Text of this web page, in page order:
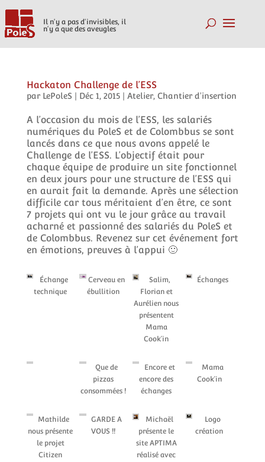
Il n'y a pas d'invisibles, il
n'y a que des aveugles
Hackaton Challenge de l’ESS
par LePoleS Déc 1, 2015| Atelier, Chantier d'insertion
A l’occasion du mois de l’ESS, les salariés
numériques du PoleS et de Colombbus se sont
lancés dans ce que nous avons appelé le
Challenge de l’ESS. L’objectif était pour
chaque équipe de produire un site fonctionnel
en deux jours pour une structure de l’ESS qui
en aurait fait la demande. Après une sélection
difficile car tous méritaient d’en être, ce sont
7 projets qui ont vu le jour grâce au travail
acharné et passionné des salariés du PoleS et
de Colombbus. Revenez sur cet événement fort
en émotions, preuves à l’appui 🙂
Échange
technique
Cerveau en
ébullition
Salim,
Florian et
Aurélien nous
présentent
Mama
Cook’in
Échanges
Que de
pizzas
consommées !
Encore et
encore des
échanges
Mama
Cook’in
Mathilde
nous présente
le projet
Citizen
GARDE A
VOUS !!
Michaël
présente le
site APTIMA
réalisé avec
Logo
création